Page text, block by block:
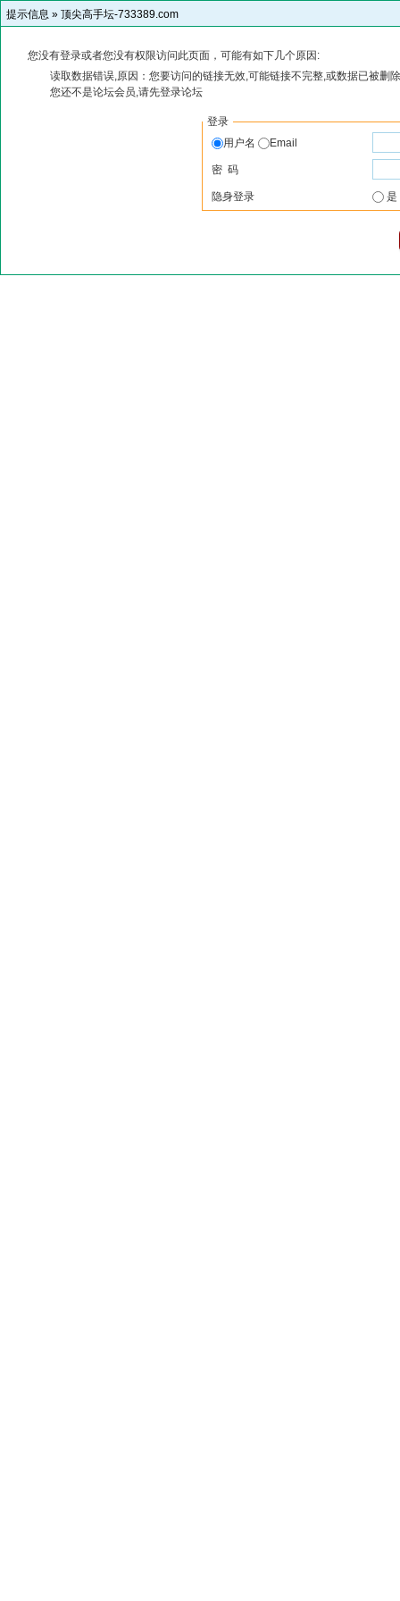
提示信息 » 顶尖高手坛-733389.com
您没有登录或者您没有权限访问此页面，可能有如下几个原因:
读取数据错误,原因：您要访问的链接无效,可能链接不完整,或数据已被删
您还不是论坛会员,请先登录论坛
登录
用户名
Email
密 码
隐身登录